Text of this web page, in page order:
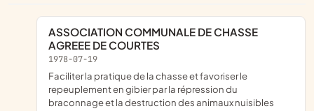
ASSOCIATION COMMUNALE DE CHASSE
AGREEE DE COURTES
1978-07-19
faciliter la pratique de la chasse et favoriser le
repeuplement en gibier par la répression du
braconnage et la destruction des animaux nuisibles